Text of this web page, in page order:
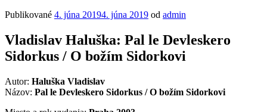
Publikované 4. júna 20194. júna 2019 od admin
Vladislav Haluška: Pal le Devleskero
Sidorkus / O božím Sidorkovi
Autor: Haluška Vladislav
Názov: Pal le Devleskero Sidorkus / O božím Sidorkovi